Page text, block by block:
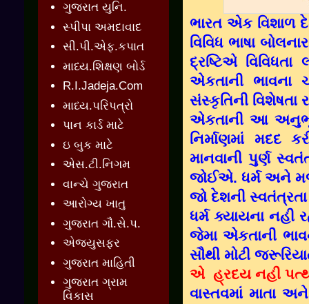
ભારત એક વિશાળ
વિવિધ ભાષા
દ્રષ્ટિએ
એકતાની
સંસ્કૃતિની વિશેષતા
એકતાની આ
નિર્માણમાં
માનવાની પુર્ણ
જોઈએ. ધર્મ અને
જો દેશની
ધર્મ ક્યાયના નહી
જેમા એકતાની
સૌથી મોટી
એ હ્રદય નહી
વાસ્તવમાં માતા
ગુજરાત યુનિ.
સ્પીપા અમદાવાદ
સી.પી.એફ.કપાત
માધ્ય.શિક્ષણ બોર્ડ
R.I.Jadeja.Com
માધ્ય.પરિપત્રો
પાન કાર્ડ માટે
ઇ બુક માટે
એસ.ટી.નિગમ
વાન્ચે ગુજરાત
આરોગ્ય ખાતુ
ગુજરાત ગૌ.સે.પ.
એજ્યુસફર
ગુજરાત માહિતી
ગુજરાત ગ્રામ
વિકાસ